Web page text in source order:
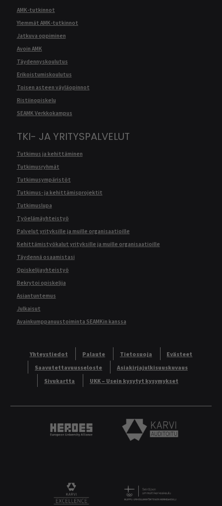
AMK-tutkinnot
Ylemmät AMK-tutkinnot
Jatkuva oppiminen
Avoin AMK
Täydennyskoulutus
Erikoistumiskoulutus
Toisen asteen väyläopinnot
Ristiinopiskelu
SEAMK Verkkokampus
TKI- JA YRITYSPALVELUT
Tutkimus ja kehittäminen
Tutkimusryhmät
Tutkimusympäristöt
Tutkimus- ja kehittämisprojektit
Tutkimuslupa
Työelämäyhteistyö
Palvelut yrityksille ja muille organisaatioille
Kehittämistyökalut yrityksille ja muille organisaatioille
Täydennä osaamistasi
Opiskelijayhteistyö
Rekrytoi opiskelija
Asiantuntemus
Julkaisut
Avainkumppanuustoiminta SEAMKin kanssa
Yhteystiedot Palaute Tietosuoja
Evästeet
Saavutettavuusseloste
Asiakirjajulkisuuskuvaus
Sivukartta
UKK – Usein kysytyt kysymykset
Heroes European University Alliance logo
Karvi Auditoitu logo
KARVI Excellence logo.Logo